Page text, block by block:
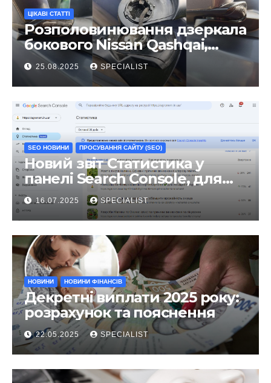
ЦІКАВІ СТАТТІ
Розполовинювання дзеркала
бокового Nissan Qashqai,
ремонт люфту та
виправлення
25.08.2025 SPECIALIST
SEO НОВИНИ ПРОСУВАННЯ САЙТУ (SEO)
Новий звіт Статистика у
панелі Search Console, для
чого він?
16.07.2025 SPECIALIST
НОВИНИ НОВИНИ ФІНАНСІВ
Декретні виплати 2025 року:
розрахунок та пояснення
22.05.2025 SPECIALIST